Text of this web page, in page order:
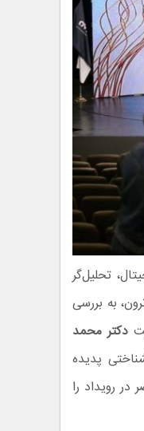
تحلیل‌گر
به بررسی
دکتر محمد
پدیده
در رویداد را